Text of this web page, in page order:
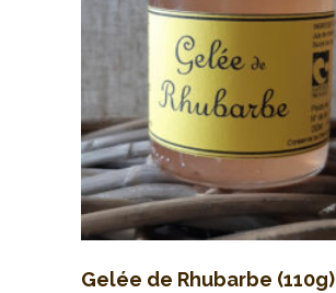
Gelée de Rhubarbe (110g)